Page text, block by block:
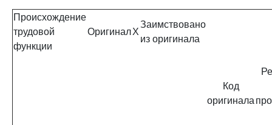
Происхождение
трудовой
функции
ОригиналX
Заимствовано
из оригинала
Код
оригинала